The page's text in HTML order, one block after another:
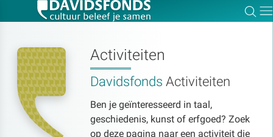
Activiteiten
Davidsfonds Activiteiten
Ben je geïnteresseerd in taal,
geschiedenis, kunst of erfgoed? Zoek
op deze pagina naar een activiteit die
Zoek:
Zoeken